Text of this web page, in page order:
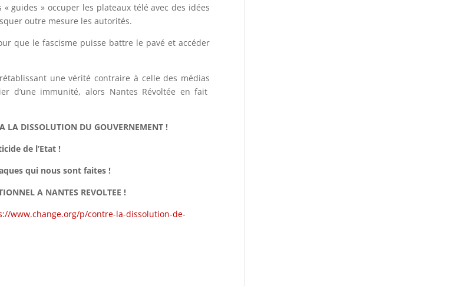
« guides » occuper les plateaux télé avec des idées
outre mesure les autorités.
que le fascisme puisse battre le pavé et accéder
une vérité contraire à celle des médias
d’une immunité, alors Nantes Révoltée en fait
A LA DISSOLUTION DU GOUVERNEMENT !
de l’Etat !
qui nous sont faites !
A NANTES REVOLTEE !
www.change.org/p/contre-la-dissolution-de-